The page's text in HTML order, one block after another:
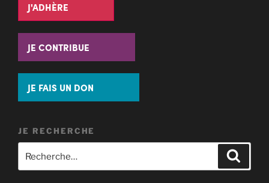
J'ADHÈRE
JE CONTRIBUE
JE FAIS UN DON
JE RECHERCHE